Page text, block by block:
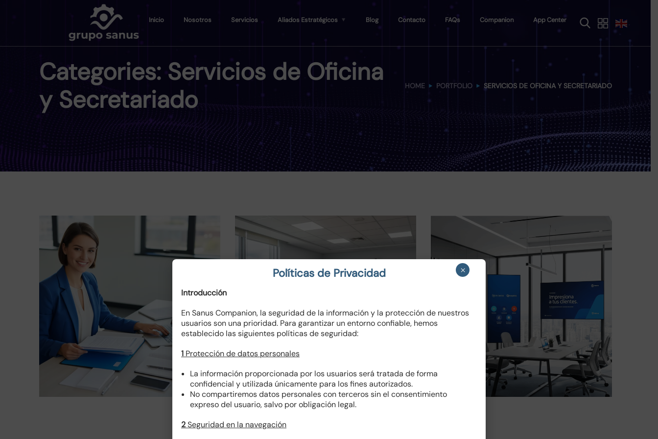
Inicio Nosotros Servicios Aliados Estratégicos Blog Contacto FAQs Companion App Center
Categories: Servicios de Oficina
y Secretariado
HOME PORTFOLIO SERVICIOS DE OFICINA Y SECRETARIADO
Servicios Secretariales
SERVICIOS DE OFICINA Y SECRETARIADO
Salones de Reuniones
SERVICIOS DE OFICINA Y SECRETARIADO
Oficinas Corporativas
SERVICIOS DE OFICINA Y SECRETARIADO
Políticas de Privacidad
Introducción
En Sanus Companion, la seguridad de la información y la protección de nuestros
usuarios son una prioridad. Para garantizar un entorno confiable, hemos
establecido las siguientes políticas de seguridad:
1 Protección de datos personales
La información proporcionada por los usuarios será tratada de forma
confidencial y utilizada únicamente para los fines autorizados.
No compartiremos datos personales con terceros sin el consentimiento
expreso del usuario, salvo por obligación legal.
2Seguridad en la navegación
×